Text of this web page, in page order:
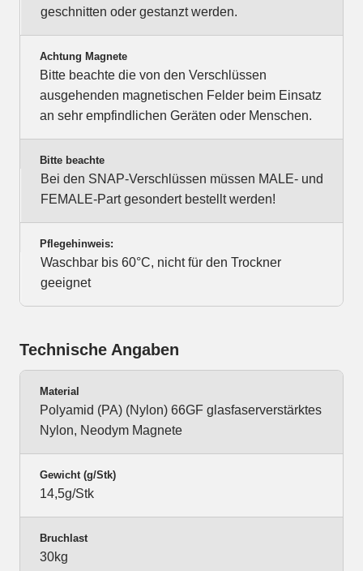
geschnitten oder gestanzt werden.
Achtung Magnete
Bitte beachte die von den Verschlüssen
ausgehenden magnetischen Felder beim Einsatz
an sehr empfindlichen Geräten oder Menschen.
Bitte beachte
Bei den SNAP-Verschlüssen müssen MALE- und
FEMALE-Part gesondert bestellt werden!
Pflegehinweis:
Waschbar bis 60°C, nicht für den Trockner
geeignet
Technische Angaben
Material
Polyamid (PA) (Nylon) 66GF glasfaserverstärktes
Nylon, Neodym Magnete
Gewicht (g/Stk)
14,5g/Stk
Bruchlast
30kg